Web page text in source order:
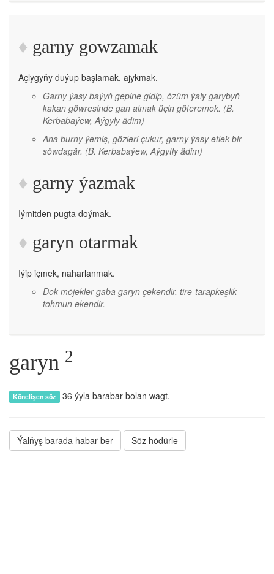
garny gowzamak
Açlygyňy duýup başlamak, ajykmak.
Garny ýasy baýyň gepine gidip, özüm ýaly garybyň
kakan göwresinde gan almak üçin göteremok. (B.
Kerbabaýew, Aýgyly ädim)
Ana burny ýemiş, gözleri çukur, garny ýasy etlek bir
söwdagär. (B. Kerbabaýew, Aýgytly ädim)
garny ýazmak
Iýmitden pugta doýmak.
garyn otarmak
Iýip içmek, naharlanmak.
Dok möjekler gaba garyn çekendir, tire-tarapkeşlik
tohmun ekendir.
garyn 2
Könelişen söz 36 ýyla barabar bolan wagt.
Ýalňyş barada habar ber Söz hödürle